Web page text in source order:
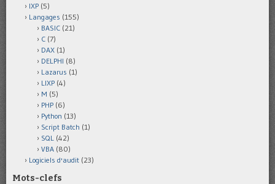
IXP (5)
Langages (155)
BASIC (21)
C (7)
DAX (1)
DELPHI (8)
Lazarus (1)
LIXP (4)
M (5)
PHP (6)
Python (13)
Script Batch (1)
SQL (42)
VBA (80)
Logiciels d'audit (23)
Mots-clefs